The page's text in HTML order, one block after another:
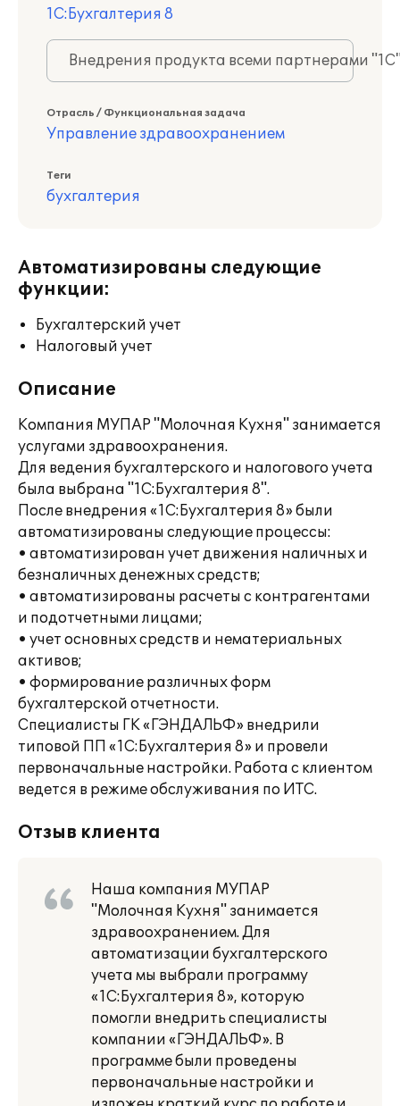
1С:Бухгалтерия 8
Внедрения продукта всеми партнерами
Отрасль / Функциональная задача
Управление здравоохранением
Теги
бухгалтерия
Автоматизированы следующие
функции:
Бухгалтерский учет
Налоговый учет
Описание
Компания МУПАР "Молочная Кухня" занимается
услугами здравоохранения.
Для ведения бухгалтерского и налогового учета
была выбрана "1С:Бухгалтерия 8".
После внедрения «1С:Бухгалтерия 8» были
автоматизированы следующие процессы:
• автоматизирован учет движения наличных и
безналичных денежных средств;
• автоматизированы расчеты с контрагентами
и подотчетными лицами;
• учет основных средств и нематериальных
активов;
• формирование различных форм
бухгалтерской отчетности.
Специалисты ГК «ГЭНДАЛЬФ» внедрили
типовой ПП «1С:Бухгалтерия 8» и провели
первоначальные настройки. Работа с клиентом
ведется в режиме обслуживания по ИТС.
Отзыв клиента
Наша компания МУПАР
"Молочная Кухня" занимается
здравоохранением. Для
автоматизации бухгалтерского
учета мы выбрали программу
«1С:Бухгалтерия 8», которую
помогли внедрить специалисты
компании «ГЭНДАЛЬФ». В
программе были проведены
первоначальные настройки и